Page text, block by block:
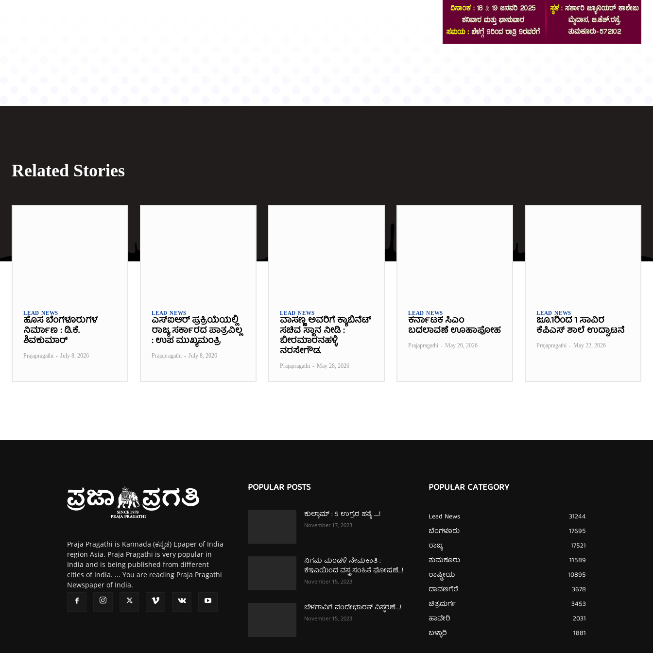
Related Stories
LEAD NEWS
ಹೊಸ ಬೆಂಗಳೂರುಗಳ
ನಿರ್ಮಾಣ : ಡಿ.ಕೆ.
ಶಿವಕುಮಾರ್
Prajapragathi - July 8, 2026
LEAD NEWS
ಎಸ್‌ಐಆರ್ ಪ್ರಕ್ರಿಯೆಯಲ್ಲಿ
ರಾಜ್ಯ ಸರ್ಕಾರದ ಪಾತ್ರವಿಲ್ಲ
: ಉಪ ಮುಖ್ಯಮಂತ್ರಿ
Prajapragathi - July 8, 2026
LEAD NEWS
ವಾಸಣ್ಣ ಅವರಿಗೆ ಕ್ಯಾಬಿನೆಟ್
ಸಚಿವ ಸ್ಥಾನ ನೀಡಿ :
ಬೀರಮಾರನಹಳ್ಳಿ
ನರಸೇಗೌಡ.
Prajapragathi - May 28, 2026
LEAD NEWS
ಕರ್ನಾಟಕ ಸಿಎಂ
ಬದಲಾವಣೆ ಊಹಾಪೋಹ
Prajapragathi - May 26, 2026
LEAD NEWS
ಜೂ.1ರಿಂದ 1 ಸಾವಿರ
ಕೆಪಿಎಸ್ ಶಾಲೆ ಉದ್ಘಾಟನೆ
Prajapragathi - May 22, 2026
Praja Pragathi is Kannada (ಕನ್ನಡ) Epaper of India
region Asia. Praja Pragathi is very popular in
India and is being published from different
cities of India. ... You are reading Praja Pragathi
Newspaper of India.
POPULAR POSTS
ಕುಲ್ಗಾಮ್‌ : 5 ಉಗ್ರರ ಹತ್ಯೆ …..!
November 17, 2023
ನಿಗಮ ಮಂಡಳಿ ನೇಮಕಾತಿ :
ಕೆಇಎಯಿಂದ ವಸ್ತ್ರ ಸಂಹಿತೆ ಘೋಷಣೆ…!
November 15, 2023
ಬೆಳಗಾವಿಗೆ ವಂದೇಭಾರತ್‌ ವಿಸ್ಥರಣೆ….!
November 15, 2023
POPULAR CATEGORY
Lead News
31244
ಬೆಂಗಳೂರು
17695
ರಾಜ್ಯ
17521
ತುಮಕೂರು
11589
ರಾಷ್ಟ್ರೀಯ
10895
ದಾವಣಗೆರೆ
3678
ಚಿತ್ರದುರ್ಗ
3453
ಹಾವೇರಿ
2031
ಬಳ್ಳಾರಿ
1881